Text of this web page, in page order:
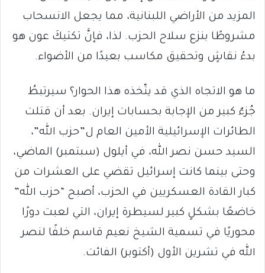
المزيد من الأراضي اللبنانية، مما يجعل الانسحاب
مشروطًا بنزع سلاح الحزب. لذا، فإنَّ تكتيكَ عون هو
بدءُ نقاشٍ وتحقيق مكاسب بعيدًا من الأضواء.
ما هو الاتجاه الذي قد يتّخذه هذا الحوار؟ سيرتبطُ
جُزءٌ كبير من الإجابة بحسابات إيران. بعد أن قتلت
الطائرات الإسرائيلية الأمين العام ل”حزب الله”،
السيد حسن نصر الله، في أيلول (سبتمبر) الماضي،
وحتى بينما كانت إسرائيل تقضي على العشرات من
كبار القادة العسكريين في الحزب، أصبح “حزب الله”
خاضعًا بشكلٍ كبير لسيطرة إيران، التي لعبت دورًا
محوريًا في تسمية الشيخ نعيم قاسم خلفًا لنصر
الله في تشرين الأول (أكتوبر) الفائت.